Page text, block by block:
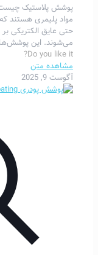
پوشش پلاستیک
مواد پلیمری هستند
حتی عایق الکتریکی
می‌شوند. این پوشش‌ها
Do you like it?
مشاهده متن
آگوست 9, 2025